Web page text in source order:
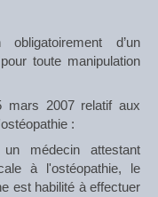
d’un
toute manipulation
mars 2007 relatif aux
:
médecin attestant
à l'ostéopathie, le
est habilité à effectuer